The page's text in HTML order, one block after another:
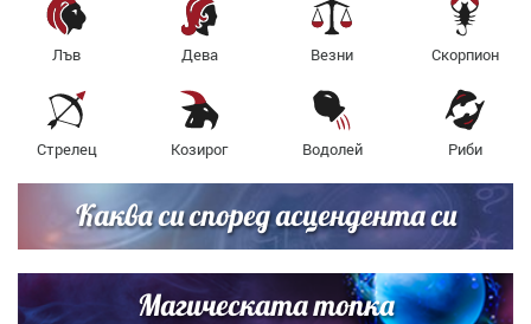
Лъв Дева Везни Скорпион
Стрелец Козирог Водолей Риби
Каква си според асцендента си
Магическата топка